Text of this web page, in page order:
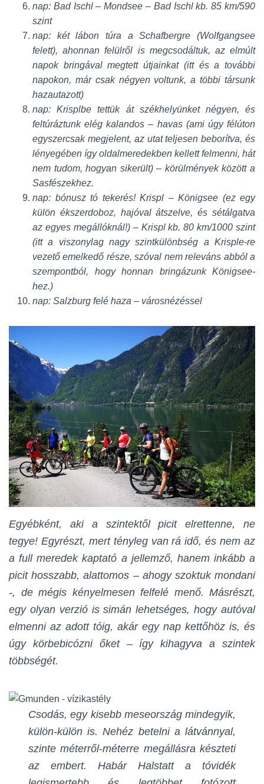
nap: Bad Ischl – Mondsee – Bad Ischl kb. 85 km/590
szint
nap: két lábon túra a Schafbergre (Wolfgangsee
felett), ahonnan felülről is megcsodáltuk, az elmúlt
napok bringával megtett útjainkat (itt és a további
napokon, már csak négyen voltunk, a többi társunk
hazautazott)
nap: Krisplbe tettük át székhelyünket négyen, és
feltúráztunk elég kalandos – havas (ami úgy félúton
egyszercsak megjelent, az utat teljesen beborítva, és
lényegében így oldalmeredekben kellett felmenni, hát
nem tudom, hogyan sikerült) – körülmények között a
Sasfészekhez.
nap: bónusz tó tekerés! Krispl – Königsee (ez egy
külön ékszerdoboz, hajóval átszelve, és sétálgatva
az egyes megállóknál!) – Krispl kb. 80 km/1000 szint
(itt a viszonylag nagy szintkülönbség a Krisple-re
vezető emelkedő része, szóval nem releváns abból a
szempontból, hogy honnan bringázunk Königsee-
hez.)
nap: Salzburg felé haza – városnézéssel
Egyébként, aki a szintektől picit elrettenne, ne
tegye! Egyrészt, mert tényleg van rá idő, és nem az
a full meredek kaptató a jellemző, hanem inkább a
picit hosszabb, alattomos – ahogy szoktuk mondani
-, de mégis kényelmesen felfelé menő. Másrészt,
egy olyan verzió is simán lehetséges, hogy autóval
elmenni az adott tóig, akár egy nap kettőhöz is, és
úgy körbebicózni őket – így kihagyva a szintek
többségét.
Csodás, egy kisebb meseország mindegyik,
külön-külön is. Nehéz betelni a látvánnyal,
szinte méterről-méterre megállásra készteti
az embert. Habár Halstatt a tóvidék